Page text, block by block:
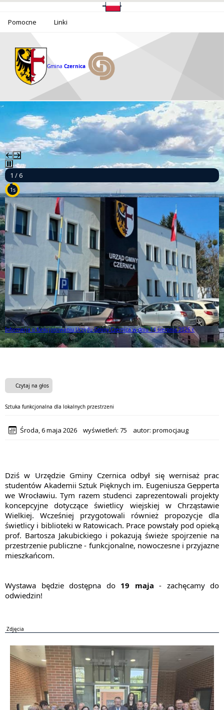
Pomocne Linki
Gmina Czernica
2 / 6
9s
Ponad milion złotych dla bezpieczeństwa mieszkańców Gminy Czernica!
Ponad milion złotych dla bezpieczeństwa mieszkańców Gminy Czernica!
Czytaj na głos
Sztuka funkcjonalna dla lokalnych przestrzeni
Środa, 6 maja 2026 wyświetleń: 75 autor: promocjaug
Dziś w Urzędzie Gminy Czernica odbył się wernisaż prac
studentów Akademii Sztuk Pięknych im. Eugeniusza Gepperta
we Wrocławiu. Tym razem studenci zaprezentowali projekty
koncepcyjne dotyczące świetlicy wiejskiej w Chrząstawie
Wielkiej. Wcześniej przygotowali również propozycje dla
świetlicy i biblioteki w Ratowicach. Prace powstały pod opieką
prof. Bartosza Jakubickiego i pokazują świeże spojrzenie na
przestrzenie publiczne - funkcjonalne, nowoczesne i przyjazne
mieszkańcom.
Wystawa będzie dostępna do 19 maja - zachęcamy do
odwiedzin!
Zdjęcia